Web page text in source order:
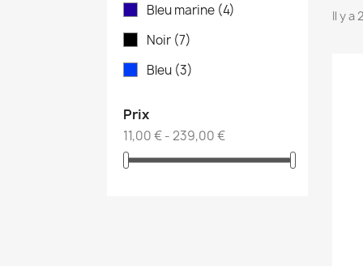
Bleu marine (4)
Noir (7)
Bleu (3)
Prix
11,00 € - 239,00 €
Il y a